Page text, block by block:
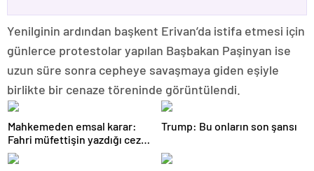
Yenilginin ardından başkent Erivan’da istifa etmesi için
günlerce protestolar yapılan Başbakan Paşinyan ise
uzun süre sonra cepheye savaşmaya giden eşiyle
birlikte bir cenaze töreninde görüntülendi.
Mahkemeden emsal karar:
Fahri müfettişin yazdığı ceza
iptal edildi
Trump: Bu onların son şansı